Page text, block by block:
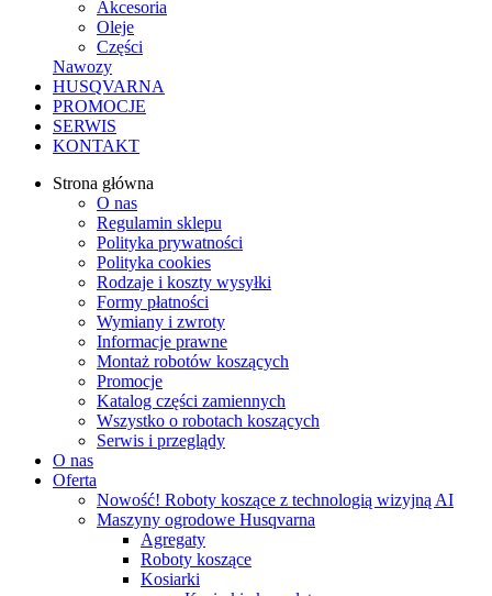
Akcesoria
Oleje
Części
Nawozy
HUSQVARNA
PROMOCJE
SERWIS
KONTAKT
Strona główna
O nas
Regulamin sklepu
Polityka prywatności
Polityka cookies
Rodzaje i koszty wysyłki
Formy płatności
Wymiany i zwroty
Informacje prawne
Montaż robotów koszących
Promocje
Katalog części zamiennych
Wszystko o robotach koszących
Serwis i przeglądy
O nas
Oferta
Nowość! Roboty koszące z technologią wizyjną AI
Maszyny ogrodowe Husqvarna
Agregaty
Roboty koszące
Kosiarki